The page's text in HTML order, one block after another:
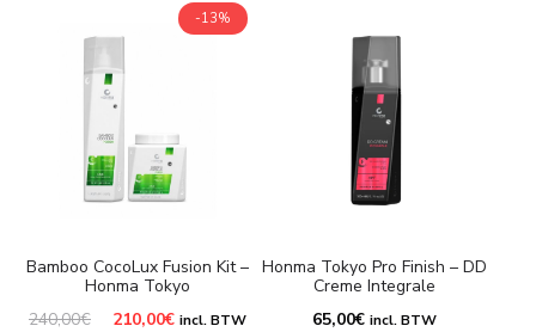
Versandarten & Zahlungsarten
Kontakt
-13%
Bamboo CocoLux Fusion Kit –
Honma Tokyo
240,00€ Ursprünglicher
210,00€Aktueller
incl. BTW
Honma Tokyo Pro Finish – DD
Creme Integrale
65,00€ incl. BTW